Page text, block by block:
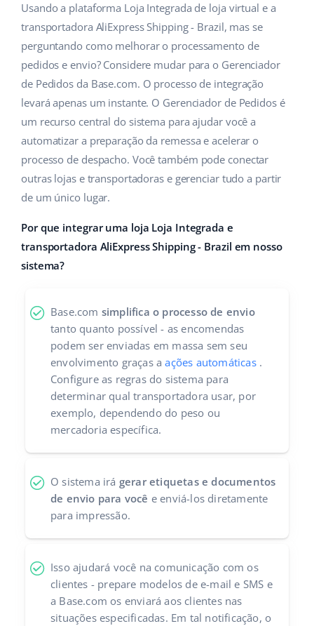
Gestão de Envios
Automação do fluxo de trabalho
IA para ecommerce
Base Analytics
Casa e jardim
Produtos infantis
Eletrônicos
Peças automotivas
Supermercado
Saúde e beleza
Moda
Ajuda
Academy
Blog
Serviços
Auditoria de contas
Outros
Casos de Sucesso
Calculadora de benefícios
Colaboração e parcerias
Parceiros Base
english (US)
english (GB)
english (IN)
čeština
deutsch
Ελληνικά
español (AR)
español (MX)
Français
polski
português (BR)
română
中文
Usando a plataforma Loja Integrada de loja virtual e a
transportadora AliExpress Shipping - Brazil, mas se
perguntando como melhorar o processamento de
pedidos e envio? Considere mudar para o Gerenciador
de Pedidos da Base.com. O processo de integração
levará apenas um instante. O Gerenciador de Pedidos é
um recurso central do sistema para ajudar você a
automatizar a preparação da remessa e acelerar o
processo de despacho. Você também pode conectar
outras lojas e transportadoras e gerenciar tudo a partir
de um único lugar.
Por que integrar uma loja Loja Integrada e
transportadora AliExpress Shipping - Brazil em nosso
sistema?
Base.com simplifica o processo de envio
tanto quanto possível - as encomendas
podem ser enviadas em massa sem seu
envolvimento graças aações automáticas.
Configure as regras do sistema para
determinar qual transportadora usar, por
exemplo, dependendo do peso ou
mercadoria específica.
O sistema irá gerar etiquetas e documentos
de envio para você e enviá-los diretamente
para impressão.
Isso ajudará você na comunicação com os
clientes - prepare modelos de e-mail e SMS e
a Base.com os enviará aos clientes nas
situações especificadas. Em tal notificação, o